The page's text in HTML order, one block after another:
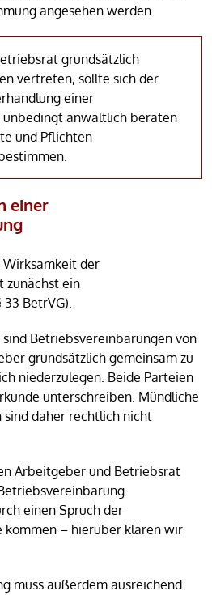
angesehen werden.
grundsätzlich
vertreten, sollte sich der
einer
anwaltlich beraten
und Pflichten
einer
Wirksamkeit der
zunächst ein
BetrVG).
sind Betriebsvereinbarungen von
grundsätzlich gemeinsam zu
niederzulegen. Beide Parteien
unterschreiben. Mündliche
daher rechtlich nicht
Arbeitgeber und Betriebsrat
einen Spruch der
kommen – hierüber klären wir
muss außerdem ausreichend